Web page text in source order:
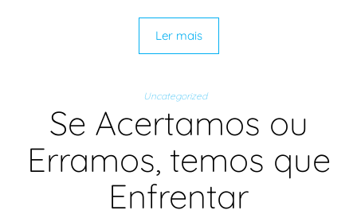
Ler mais
Uncategorized
Se Acertamos ou
Erramos, temos que
Enfrentar